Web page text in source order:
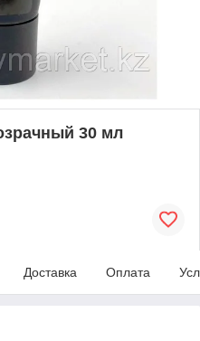
30 мл
Доставка Оплата